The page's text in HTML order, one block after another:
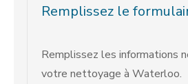
Remplissez le
Remplissez les informations
votre nettoyage à Waterloo.